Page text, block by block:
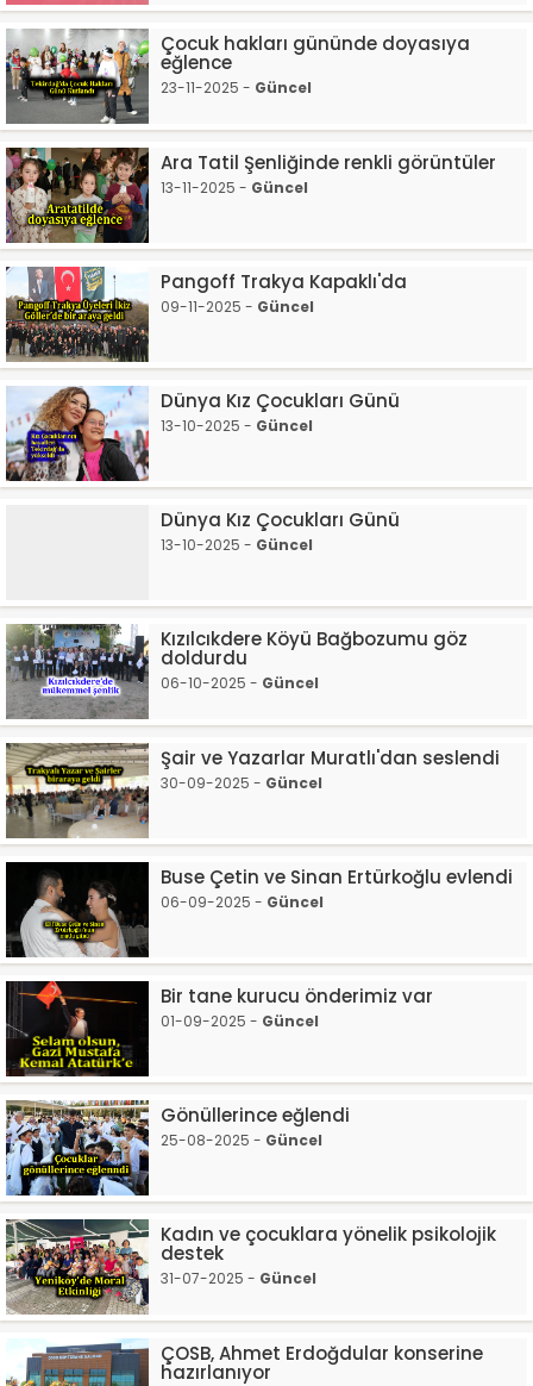
Çocuk hakları gününde doyasıya
eğlence
23-11-2025 - Güncel
Ara Tatil Şenliğinde renkli görüntüler
13-11-2025 - Güncel
Pangoff Trakya Kapaklı'da
09-11-2025 - Güncel
Dünya Kız Çocukları Günü
13-10-2025 - Güncel
Dünya Kız Çocukları Günü
13-10-2025 - Güncel
Kızılcıkdere Köyü Bağbozumu göz
doldurdu
06-10-2025 - Güncel
Şair ve Yazarlar Muratlı'dan seslendi
30-09-2025 - Güncel
Buse Çetin ve Sinan Ertürkoğlu evlendi
06-09-2025 - Güncel
Bir tane kurucu önderimiz var
01-09-2025 - Güncel
Gönüllerince eğlendi
25-08-2025 - Güncel
Kadın ve çocuklara yönelik psikolojik
destek
31-07-2025 - Güncel
ÇOSB, Ahmet Erdoğdular konserine
hazırlanıyor